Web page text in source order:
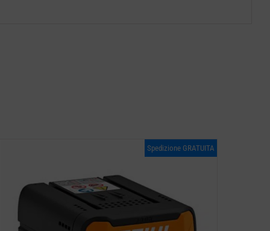
Spedizione GRATUITA